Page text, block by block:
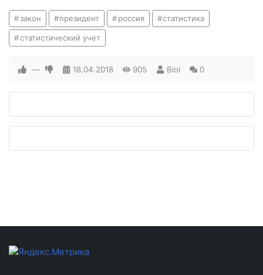
закон президент россия статистика
статистический учет
— 18.04.2018 905 Biol 0